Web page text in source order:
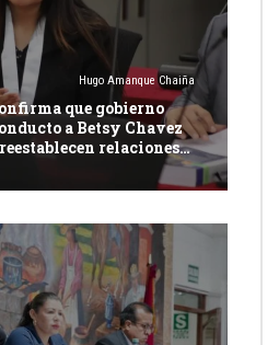
Hugo Amanque Chaiña
que gobierno
a Betsy Chavez
relaciones